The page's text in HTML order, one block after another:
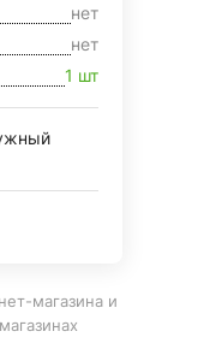
нет
нет
1 шт
магазина и